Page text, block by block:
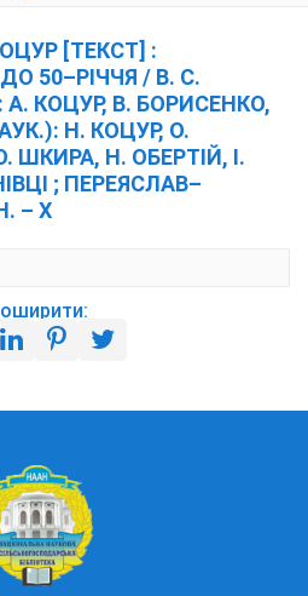
[ТЕКСТ] :
50–РІЧЧЯ / В. С.
КОЦУР, В. БОРИСЕНКО,
Н. КОЦУР, О.
ШКИРА, Н. ОБЕРТІЙ, І.
; ПЕРЕЯСЛАВ–
– X